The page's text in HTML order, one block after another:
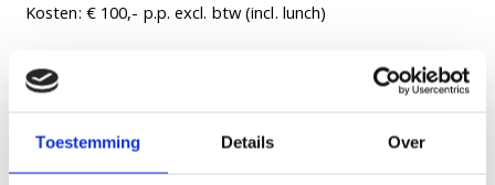
Toestemming Details Over
Kosten: € 100,- p.p. excl. btw (incl. lunch)
Aanmelden
Externe deelnemers